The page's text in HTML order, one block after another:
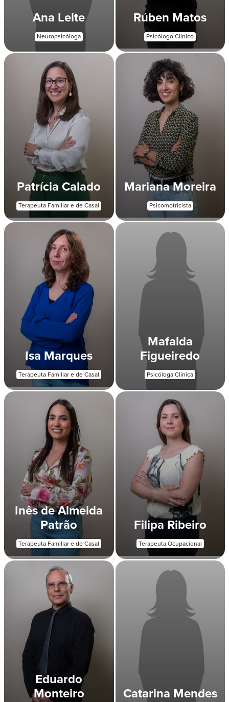
Ana Leite
Neuropsicóloga
Rúben Matos
Psicólogo Clínico
Patrícia Calado
Terapeuta Familiar e de Casal
Mariana Moreira
Psicomotricista
Isa Marques
Terapeuta Familiar e de Casal
Mafalda
Figueiredo
Psicóloga Clínica
Inês de Almeida
Patrão
Terapeuta Familiar e de Casal
Filipa Ribeiro
Terapeuta Ocupacional
Eduardo
Monteiro Catarina Mendes